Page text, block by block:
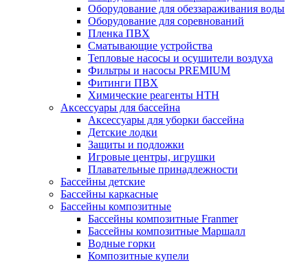
Оборудование для обеззараживания воды
Оборудование для соревнований
Пленка ПВХ
Сматывающие устройства
Тепловые насосы и осушители воздуха
Фильтры и насосы PREMIUM
Фитинги ПВХ
Химические реагенты HTH
Аксессуары для бассейна
Аксессуары для уборки бассейна
Детские лодки
Защиты и подложки
Игровые центры, игрушки
Плавательные принадлежности
Бассейны детские
Бассейны каркасные
Бассейны композитные
Бассейны композитные Franmer
Бассейны композитные Маршалл
Водные горки
Композитные купели